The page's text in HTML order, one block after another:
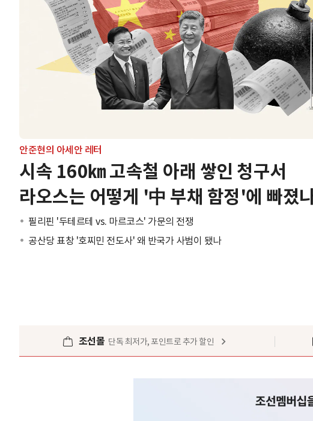
안준현의 아세안 레터
시속 160㎞ 고속철 아래 쌓인 청구서
라오스는 어떻게 '中 부채 함정'에 빠졌
필리핀 '두테르테 vs. 마르코스' 가문의 전쟁
공산당 표창 '호찌민 전도사' 왜 반국가 사범이 됐나
조선몰 단독 최저가, 포인트로 추가 할인